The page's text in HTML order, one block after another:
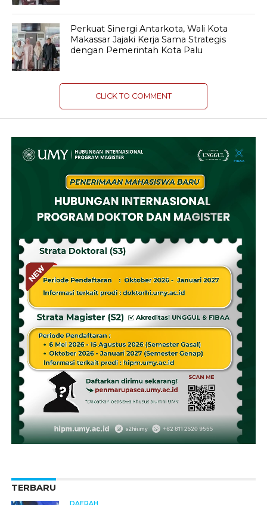
Perkuat Sinergi Antarkota, Wali Kota
Makassar Jajaki Kerja Sama Strategis
dengan Pemerintah Kota Palu
CLICK TO COMMENT
TERBARU
DAERAH